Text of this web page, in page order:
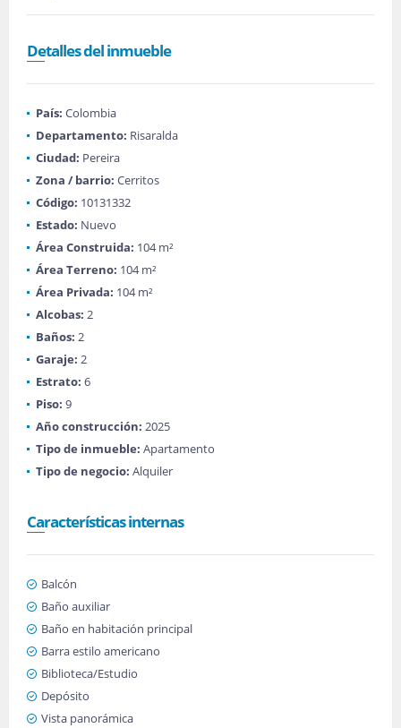
Detalles del inmueble
País: Colombia
Departamento: Risaralda
Ciudad: Pereira
Zona / barrio: Cerritos
Código: 10131332
Estado: Nuevo
Área Construida: 104 m²
Área Terreno: 104 m²
Área Privada: 104 m²
Alcobas: 2
Baños: 2
Garaje: 2
Estrato: 6
Piso: 9
Año construcción: 2025
Tipo de inmueble: Apartamento
Tipo de negocio: Alquiler
Características internas
Balcón
Baño auxiliar
Baño en habitación principal
Barra estilo americano
Biblioteca/Estudio
Depósito
Vista panorámica